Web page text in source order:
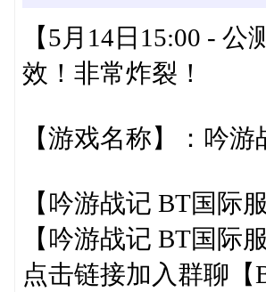
【5月14日15:00 -
效！非常炸裂！
【游戏名称】：吟
【吟游战记 BT国际
【吟游战记 BT国际
点击链接加入群聊【